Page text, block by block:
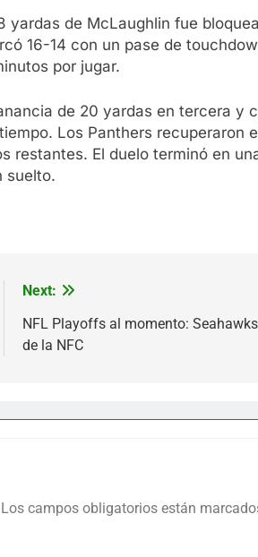
yardas de McLaughlin fue
16-14 con un pase de
por jugar.
de 20 yardas en tercera y
Los Panthers recuperaron
restantes. El duelo terminó en
suelto.
Next:
NFL Playoffs al momento: Seahawks
de la NFC
Los campos obligatorios están